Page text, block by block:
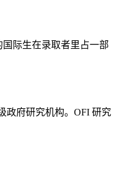
际生在录取者里占一部
政府研究机构。OFI 研究